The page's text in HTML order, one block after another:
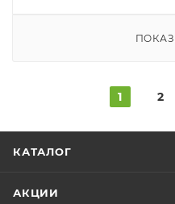
1 2
КАТАЛОГ
АКЦИИ